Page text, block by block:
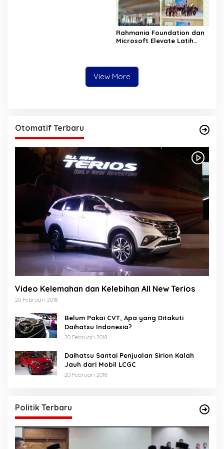
Rahmania Foundation dan
Microsoft Elevate Latih
View More
Otomatif Terbaru
Video Kelemahan dan Kelebihan All New Terios
20 Februari 2018
Belum Pakai CVT, Apa yang Ditakuti
Daihatsu Indonesia?
20 Februari 2018
Daihatsu Santai Penjualan Sirion Kalah
Jauh dari Mobil LCGC
20 Februari 2018
Politik Terbaru